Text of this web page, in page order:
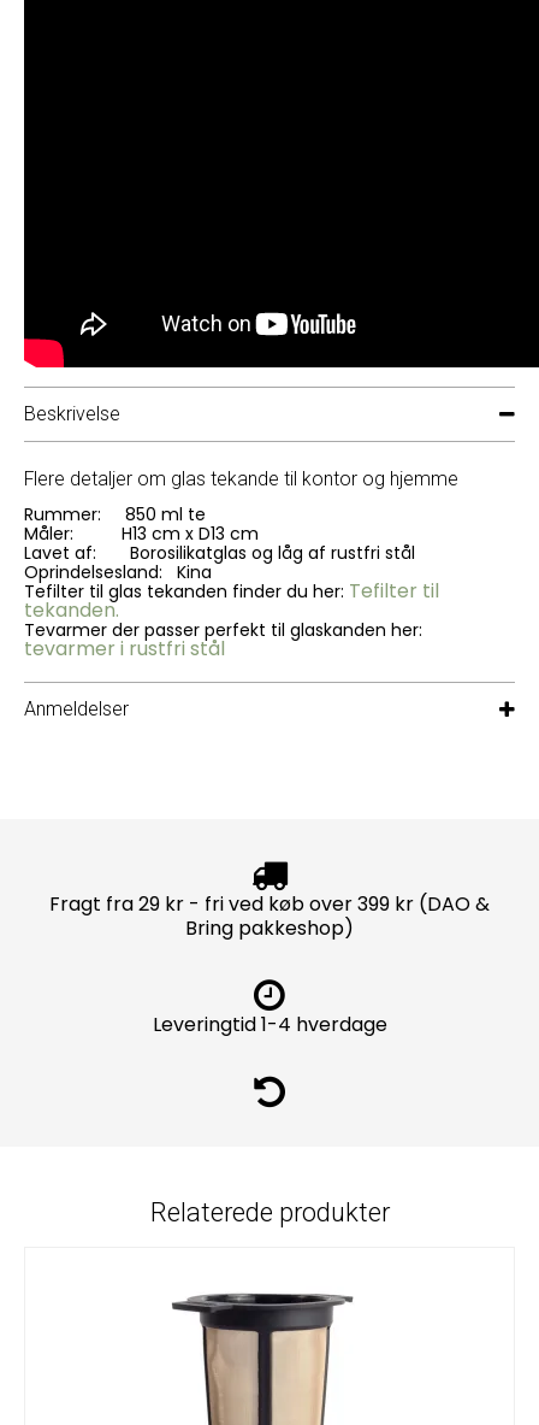
Beskrivelse
Flere detaljer om glas tekande til kontor og hjemme
Rummer: 850 ml te
Måler: H13 cm x D13 cm
Lavet af: Borosilikatglas og låg af rustfri stål
Oprindelsesland: Kina
Tefilter til glas tekanden finder du her: Tefilter til
tekanden.
Tevarmer der passer perfekt til glaskanden her:
tevarmer i rustfri stål
Anmeldelser
Fragt fra 29 kr - fri ved køb over 399 kr (DAO &
Bring pakkeshop)
Leveringtid 1-4 hverdage
Relaterede produkter